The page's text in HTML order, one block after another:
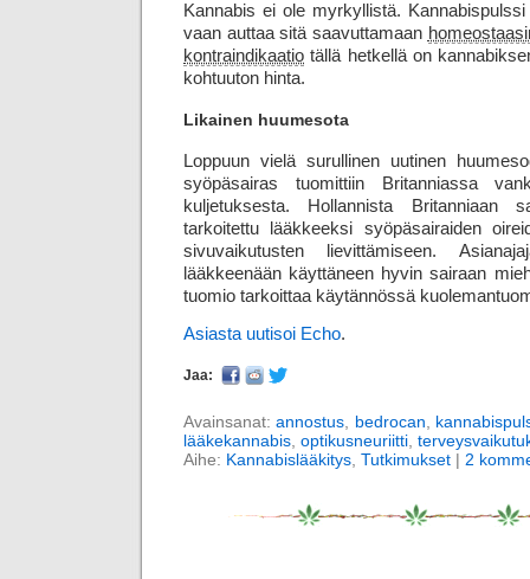
Kannabis ei ole myrkyllistä.
vaan auttaa sitä saavuttamaan
kontraindikaatio tällä hetkellä on
kohtuuton hinta.
Likainen huumesota
Loppuun vielä surullinen uutinen
syöpäsairas tuomittiin Britanniassa
kuljetuksesta. Hollannista Britanniaan
tarkoitettu lääkkeeksi syöpäsairaiden
sivuvaikutusten lievittämiseen.
lääkkeenään käyttäneen hyvin sairaan
tuomio tarkoittaa käytännössä
Asiasta uutisoi Echo.
Jaa:
Avainsanat:annostus, bedrocan,
lääkekannabis, optikusneuriitti,
Aihe: Kannabislääkitys, Tutkimukset | 2